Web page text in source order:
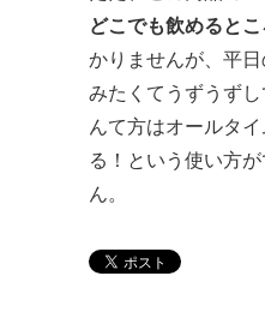
どこでも飲めるとこ
かりませんが、平
みたくてうずうず
んて方はオールタ
る！という使い方
ん。